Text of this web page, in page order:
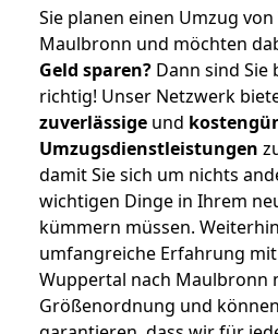
Sie planen einen Umzug
Maulbronn und möchten
Geld sparen? Dann sind Sie
richtig! Unser Netzwerk
zuverlässige und
Umzugsdienstleistungen
damit Sie sich um nichts
wichtigen Dinge in Ihrem
kümmern müssen.
umfangreiche Erfahrung
Wuppertal nach Maulbronn
Größenordnung und